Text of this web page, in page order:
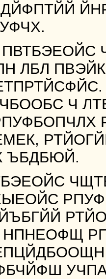
ПВТБЭЕОЙС
ЛБЛ
Ч
ЪБДБЮЙ.
НПНЕОФЩ